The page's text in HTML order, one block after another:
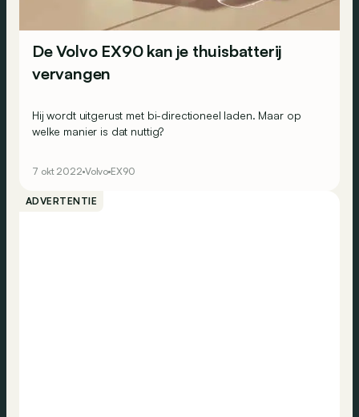
De Volvo EX90 kan je thuisbatterij
vervangen
Hij wordt uitgerust met bi-directioneel laden. Maar op
welke manier is dat nuttig?
7 okt 2022 Volvo EX90
ADVERTENTIE